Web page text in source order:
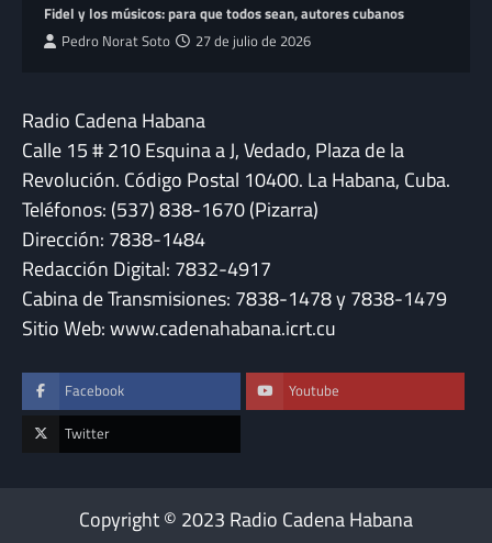
Fidel y los músicos: para que todos sean, autores cubanos
Pedro Norat Soto 27 de julio de 2026
Radio Cadena Habana
Calle 15 # 210 Esquina a J, Vedado, Plaza de la
Revolución. Código Postal 10400. La Habana, Cuba.
Teléfonos: (537) 838-1670 (Pizarra)
Dirección: 7838-1484
Redacción Digital: 7832-4917
Cabina de Transmisiones: 7838-1478 y 7838-1479
Sitio Web: www.cadenahabana.icrt.cu
Facebook Youtube
Twitter